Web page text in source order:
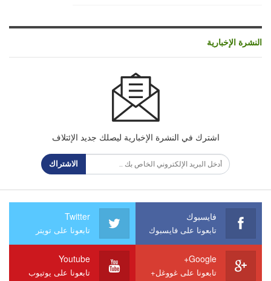
النشرة الإخبارية
اشترك في النشرة الإخبارية ليصلك جديد الإئتلاف
الاشتراك
فايسبوك
تابعونا على فايسبوك
Twitter
تابعونا على تويتر
Google+
تابعونا على غووغل+
Youtube
تابعونا على يوتيوب